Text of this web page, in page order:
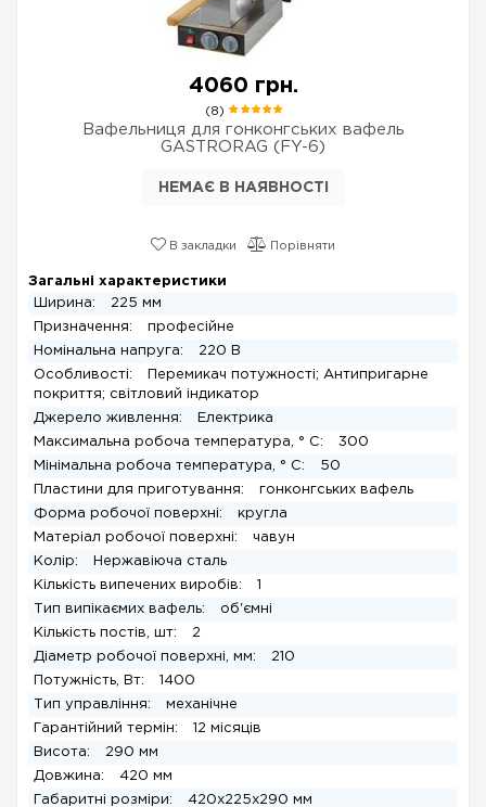
4060 грн.
(8)
Вафельниця для гонконгських вафель
GASTRORAG (FY-6)
НЕМАЄ В НАЯВНОСТІ
В закладки Порівняти
Загальні характеристики
Ширина:
225 мм
Призначення:
професійне
Номінальна напруга:
220 В
Особливості:
Перемикач потужності; Антипригарне
покриття; світловий індикатор
Джерело живлення:
Електрика
Максимальна робоча температура, ° C:
300
Мінімальна робоча температура, ° C:
50
Пластини для приготування:
гонконгських вафель
Форма робочої поверхні:
кругла
Матеріал робочої поверхні:
чавун
Колір:
Нержавіюча сталь
Кількість випечених виробів:
1
Тип випікаємих вафель:
об'ємні
Кількість постів, шт:
2
Діаметр робочої поверхні, мм:
210
Потужність, Вт:
1400
Тип управління:
механічне
Гарантійний термін:
12 місяців
Висота:
290 мм
Довжина:
420 мм
Габаритні розміри:
420x225x290 мм